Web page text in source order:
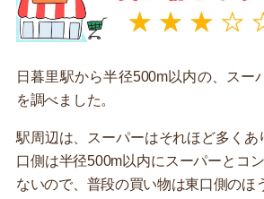
日暮里駅から半径500m以内の、スー
を調べました。
駅周辺は、スーパーはそれほど多くあ
口側は半径500m以内にスーパーとコ
ないので、普段の買い物は東口側のほ